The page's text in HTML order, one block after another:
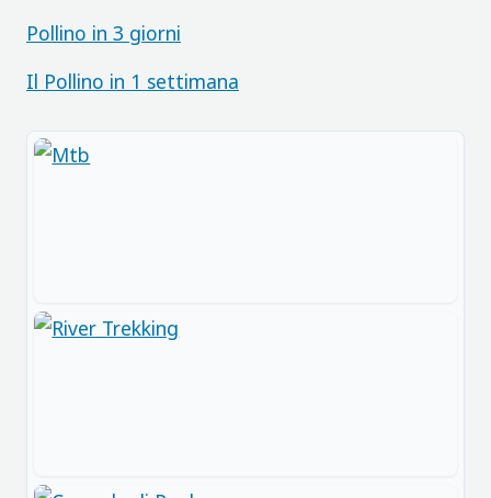
Pollino in 3 giorni
Il Pollino in 1 settimana